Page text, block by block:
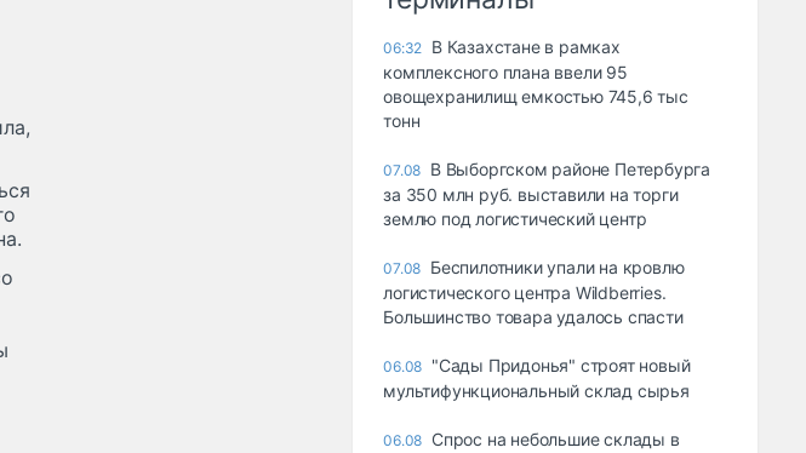
06:32 В Казахстане в рамках
комплексного плана ввели 95
овощехранилищ емкостью 745,6 тыс
тонн
07.08 В Выборгском районе Петербурга
за 350 млн руб. выставили на торги
землю под логистический центр
07.08 Беспилотники упали на кровлю
логистического центра Wildberries.
Большинство товара удалось спасти
06.08 "Сады Придонья" строят новый
мультифункциональный склад сырья
06.08 Спрос на небольшие склады в